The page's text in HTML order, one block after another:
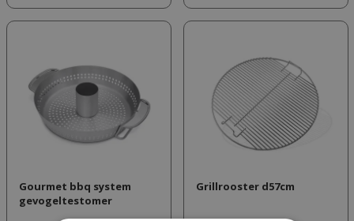
Gourmet bbq system
gevogeltestomer
Grillrooster d57cm